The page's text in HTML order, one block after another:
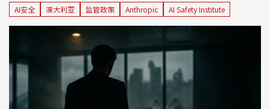
AI安全 澳大利亚 监管政策 Anthropic AI Safety Institute